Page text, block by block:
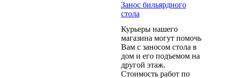
Занос бильярдного
стола
Курьеры нашего
магазина могут помочь
Вам с заносом стола в
дом и его подъемом на
другой этаж.
Стоимость работ по